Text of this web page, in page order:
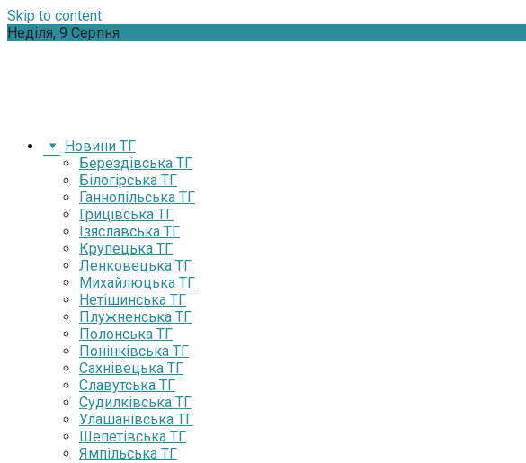
Skip to content
Неділя, 9 Серпня
Новини ТГ
Берездівська ТГ
Білогірська ТГ
Ганнопільська ТГ
Грицівська ТГ
Ізяславська ТГ
Крупецька ТГ
Ленковецька ТГ
Михайлюцька ТГ
Нетішинська ТГ
Плужненська ТГ
Полонська ТГ
Понінківська ТГ
Сахнівецька ТГ
Славутська ТГ
Судилківська ТГ
Улашанівська ТГ
Шепетівська ТГ
Ямпільська ТГ